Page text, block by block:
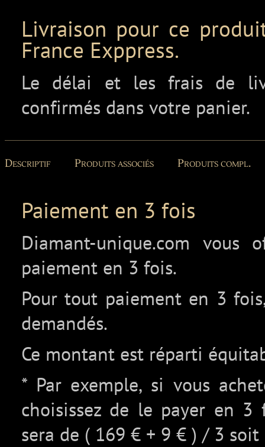
Livraison pour ce
France Exppress.
Le délai et les frais de
confirmés dans votre panier.
Descriptif Produits associés Produits compl.
Paiement en 3 fois
Diamant-unique.com vous
paiement en 3 fois.
Pour tout paiement en 3
demandés.
Ce montant est réparti
* Par exemple, si vous
choisissez de le payer en
sera de ( 169 € + 9 € ) / 3 soit